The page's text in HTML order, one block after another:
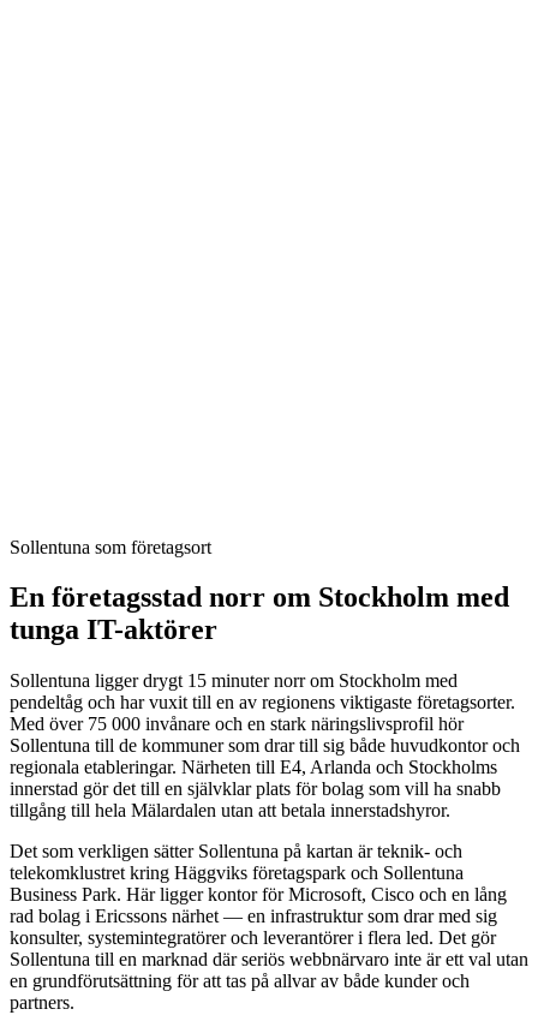
Sollentuna som företagsort
En företagsstad norr om Stockholm med
tunga IT-aktörer
Sollentuna ligger drygt 15 minuter norr om Stockholm med
pendeltåg och har vuxit till en av regionens viktigaste företagsorter.
Med över 75 000 invånare och en stark näringslivsprofil hör
Sollentuna till de kommuner som drar till sig både huvudkontor och
regionala etableringar. Närheten till E4, Arlanda och Stockholms
innerstad gör det till en självklar plats för bolag som vill ha snabb
tillgång till hela Mälardalen utan att betala innerstadshyror.
Det som verkligen sätter Sollentuna på kartan är teknik- och
telekomklustret kring Häggviks företagspark och Sollentuna
Business Park. Här ligger kontor för Microsoft, Cisco och en lång
rad bolag i Ericssons närhet — en infrastruktur som drar med sig
konsulter, systemintegratörer och leverantörer i flera led. Det gör
Sollentuna till en marknad där seriös webbnärvaro inte är ett val utan
en grundförutsättning för att tas på allvar av både kunder och
partners.